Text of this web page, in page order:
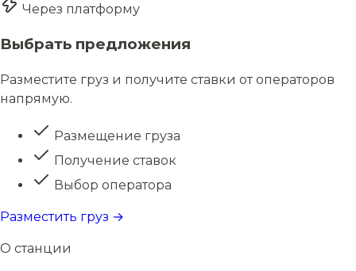
Через платформу
Выбрать предложения
Разместите груз и получите ставки от операторов
напрямую.
Размещение груза
Получение ставок
Выбор оператора
Разместить груз →
О станции